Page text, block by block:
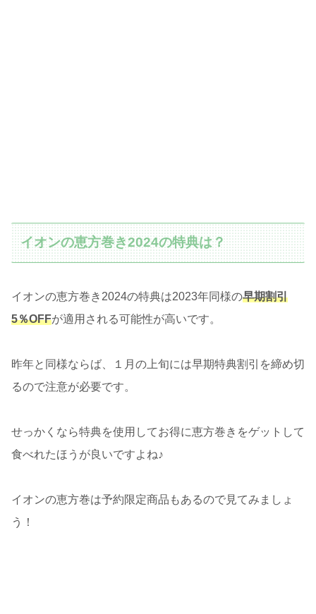
イオンの恵方巻き2024の特典は？
イオンの恵方巻き2024の特典は2023年同様の早期割引
5％OFFが適用される可能性が高いです。
昨年と同様ならば、１月の上旬には早期特典割引を締め切
るので注意が必要です。
せっかくなら特典を使用してお得に恵方巻きをゲットして
食べれたほうが良いですよね♪
イオンの恵方巻は予約限定商品もあるので見てみましょ
う！